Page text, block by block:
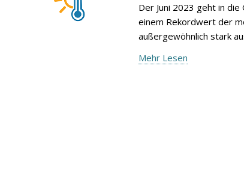
Der Juni 2023 geht in
einem Rekordwert der
außergewöhnlich stark
Mehr Lesen